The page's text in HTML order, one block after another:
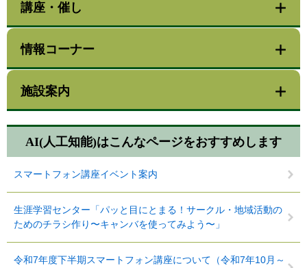
講座・催し
情報コーナー
施設案内
AI(人工知能)はこんなページをおすすめします
スマートフォン講座イベント案内
生涯学習センター「パッと目にとまる！サークル・地域活動の
ためのチラシ作り〜キャンバを使ってみよう〜」
令和7年度下半期スマートフォン講座について（令和7年10月～